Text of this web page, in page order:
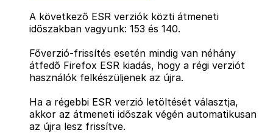
A következő ESR verziók közti átmeneti
időszakban vagyunk: 153 és 140.
Főverzió-frissítés esetén mindig van néhány
átfedő Firefox ESR kiadás, hogy a régi verziót
használók felkészüljenek az újra.
Ha a régebbi ESR verzió letöltését választja,
akkor az átmeneti időszak végén automatikusan
az újra lesz frissítve.